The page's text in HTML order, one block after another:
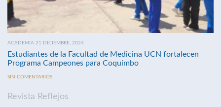
ACADEMIA 21 DICIEMBRE, 2024
Estudiantes de la Facultad de Medicina UCN fortalecen
Programa Campeones para Coquimbo
SIN COMENTARIOS
Revista Reflejos